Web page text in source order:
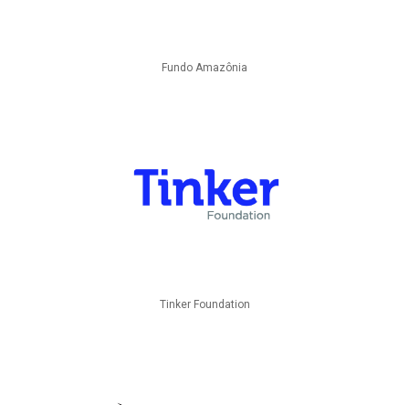
Fundo Amazônia
Tinker Foundation